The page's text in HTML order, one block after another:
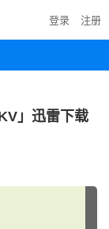
登录 注册
」迅雷下载